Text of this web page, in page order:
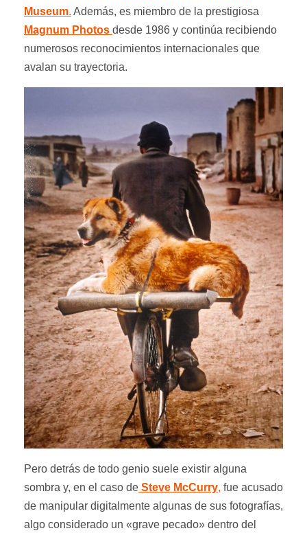
Museum. Además, es miembro de la prestigiosa
Magnum Photos desde 1986 y continúa recibiendo
numerosos reconocimientos internacionales que
avalan su trayectoria.
Pero detrás de todo genio suele existir alguna
sombra y, en el caso de Steve McCurry, fue acusado
de manipular digitalmente algunas de sus fotografías,
algo considerado un «grave pecado» dentro del